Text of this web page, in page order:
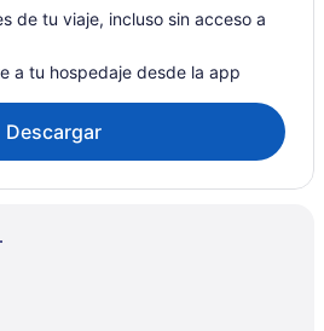
de tu viaje, incluso sin acceso a
a tu hospedaje desde la app
Descargar